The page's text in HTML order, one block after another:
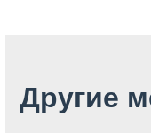
Другие